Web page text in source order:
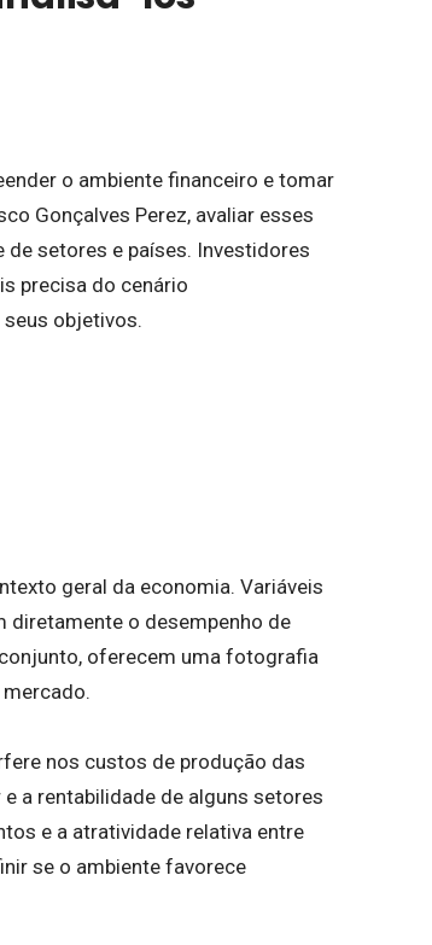
o ambiente financeiro e tomar
Gonçalves Perez, avaliar esses
setores e países. Investidores
precisa do cenário
objetivos.
geral da economia. Variáveis
diretamente o desempenho de
oferecem uma fotografia
nos custos de produção das
a rentabilidade de alguns setores
e a atratividade relativa entre
se o ambiente favorece